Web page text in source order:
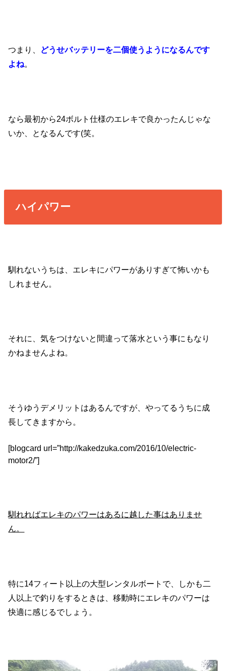
つまり、 どうせバッテリーを二個使うようになるんです
よね。
なら最初から24ボルト仕様のエレキで良かったんじゃな
いか、となるんです(笑。
ハイパワー
馴れないうちは、エレキにパワーがありすぎて怖いかも
しれません。
それに、気をつけないと間違って落水という事にもなり
かねませんよね。
そうゆうデメリットはあるんですが、やってるうちに成
長してきますから。
[blogcard url=”http://kakedzuka.com/2016/10/electric-
motor2/”]
馴れればエレキのパワーはあるに越した事はありませ
ん。
特に14フィート以上の大型レンタルボートで、しかも二
人以上で釣りをするときは、移動時にエレキのパワーは
快適に感じるでしょう。